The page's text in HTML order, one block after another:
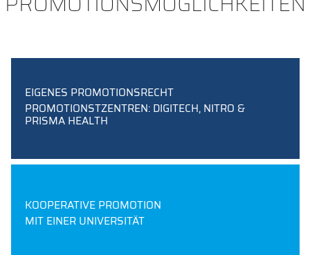
EIGENES PROMOTIONSRECHT
PROMOTIONSTZENTREN: DIGITECH, NITRO &
PRISMA HEALTH
KOOPERATIVE PROMOTION
MIT EINER UNIVERSITÄT